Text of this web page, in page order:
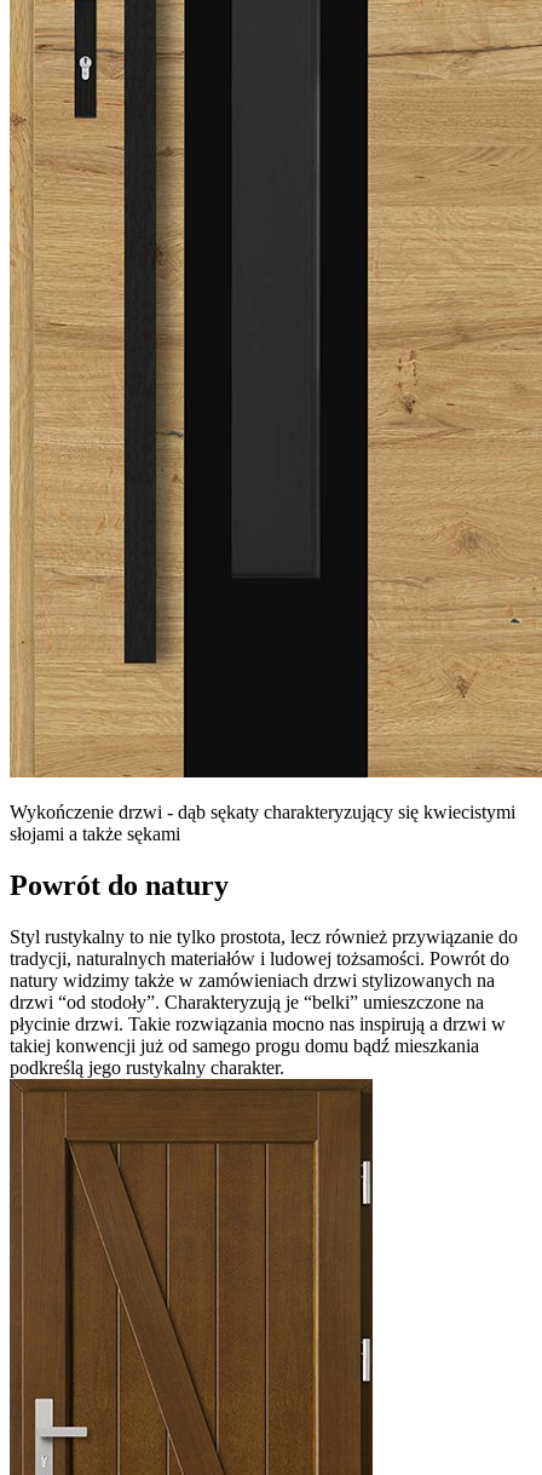
Wykończenie drzwi - dąb sękaty charakteryzujący się kwiecistymi
słojami a także sękami
Powrót do natury
Styl rustykalny to nie tylko prostota, lecz również przywiązanie do
tradycji, naturalnych materiałów i ludowej tożsamości. Powrót do
natury widzimy także w zamówieniach drzwi stylizowanych na
drzwi “od stodoły”. Charakteryzują je “belki” umieszczone na
płycinie drzwi. Takie rozwiązania mocno nas inspirują a drzwi w
takiej konwencji już od samego progu domu bądź mieszkania
podkreślą jego rustykalny charakter.